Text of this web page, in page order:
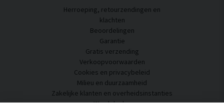
Herroeping, retourzendingen en
klachten
Beoordelingen
Garantie
Gratis verzending
Verkoopvoorwaarden
Cookies en privacybeleid
Milieu en duurzaamheid
Zakelijke klanten en overheidsinstanties
Word dealer